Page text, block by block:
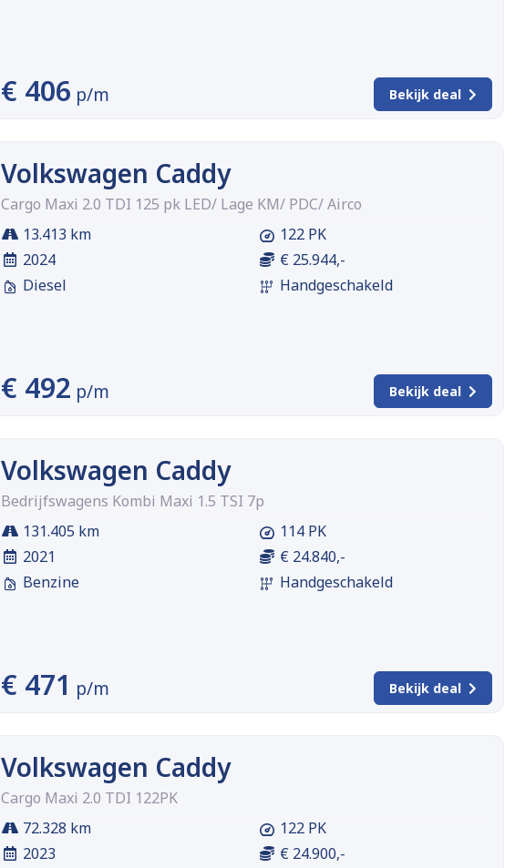
€ 406 p/m Bekijk deal
Volkswagen Caddy
Cargo Maxi 2.0 TDI 125 pk LED/ Lage KM/ PDC/ Airco
13.413 km
2024
Diesel
122 PK
€ 25.944,-
Handgeschakeld
€ 492 p/m Bekijk deal
Volkswagen Caddy
Bedrijfswagens Kombi Maxi 1.5 TSI 7p
131.405 km
2021
Benzine
114 PK
€ 24.840,-
Handgeschakeld
€ 471 p/m Bekijk deal
Volkswagen Caddy
Cargo Maxi 2.0 TDI 122PK
72.328 km
2023
122 PK
€ 24.900,-